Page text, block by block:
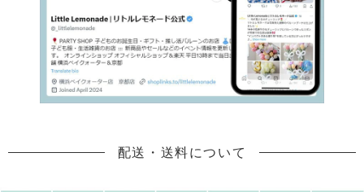
配送・送料について